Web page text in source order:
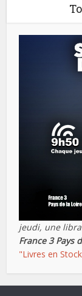
jeudi, une
France 3 Pays
"Livres en